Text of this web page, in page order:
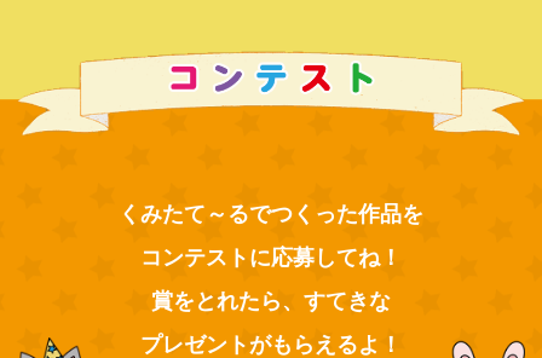
くみたて～るでつくった作品を
コンテストに応募してね！
賞をとれたら、すてきな
プレゼントがもらえるよ！